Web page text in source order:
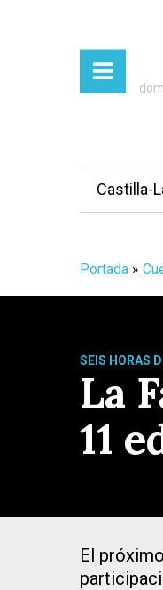
Castilla-
Portada »
SEIS HORAS
La
11
El